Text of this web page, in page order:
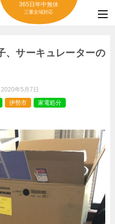
365日年中無休
三重全域対応
、サーキュレーターの
2020年5月7日
伊勢市 家電処分